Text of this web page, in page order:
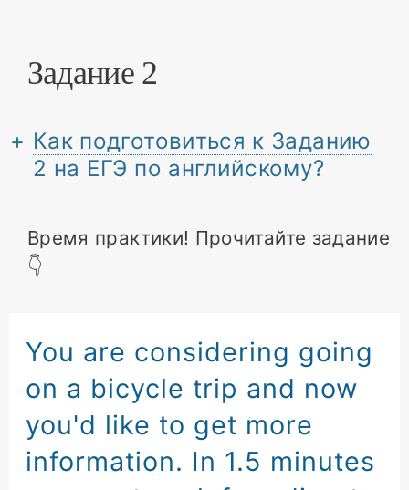
Задание 2
Как подготовиться к Заданию
2 на ЕГЭ по английскому?
Время практики! Прочитайте задание
👇
You are considering going
on a bicycle trip and now
you'd like to get more
information. In 1.5 minutes